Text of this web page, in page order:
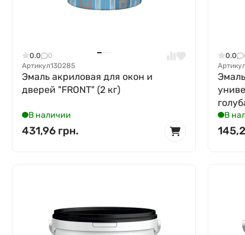
0.0
0
Артикул130285
Эмаль акриловая для окон и
дверей "FRONT" (2 кг)
В наличии
431,96 грн.
0.0
Артикул
В